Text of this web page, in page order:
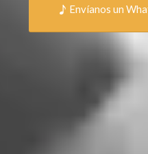
Envíanos un